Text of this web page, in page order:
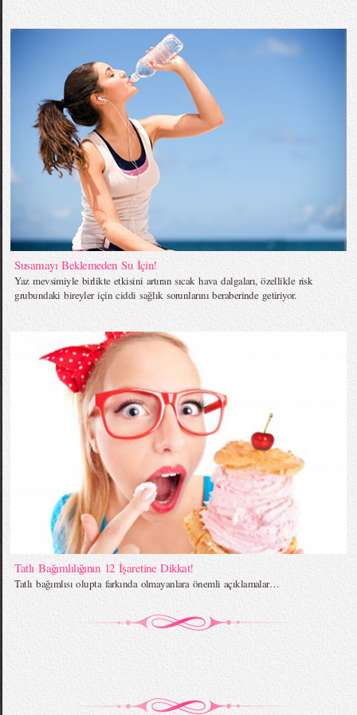
Susamayı Beklemeden Su İçin!
Yaz mevsimiyle birlikte etkisini artıran sıcak hava dalgaları, özellikle risk
grubundaki bireyler için ciddi sağlık sorunlarını beraberinde getiriyor.
Tatlı Bağımlılığının 12 İşaretine Dikkat!
Tatlı bağımlısı olupta farkında olmayanlara önemli açıklamalar…